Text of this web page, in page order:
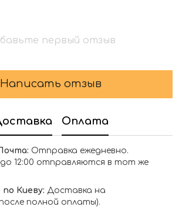
первый отзыв
Написать отзыв
Оплата
Отправка ежедневно.
до 12:00 отправляются в тот же
Киеву: Доставка на
полной оплаты).